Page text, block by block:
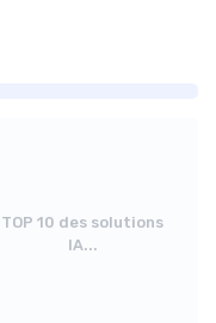
TOP 10 des solutions
IA...